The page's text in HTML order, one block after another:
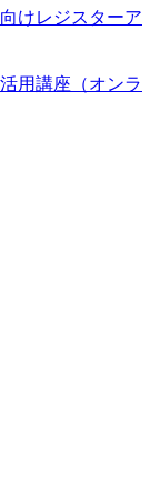
けレジスターア
用講座（オンラ